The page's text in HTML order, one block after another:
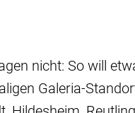
nicht: So will
Galeria-